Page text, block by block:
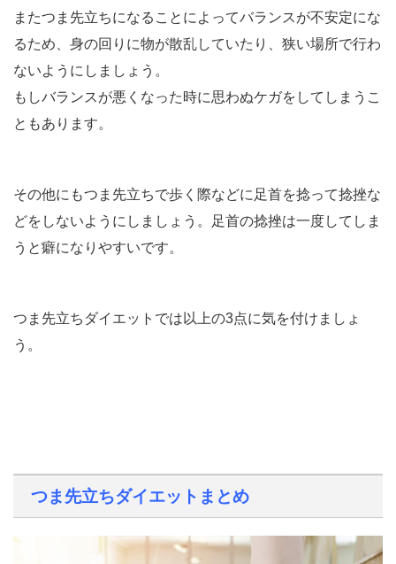
またつま先立ちになることによってバランスが不安定にな
るため、身の回りに物が散乱していたり、狭い場所で行わ
ないようにしましょう。
もしバランスが悪くなった時に思わぬケガをしてしまうこ
ともあります。
その他にもつま先立ちで歩く際などに足首を捻って捻挫な
どをしないようにしましょう。足首の捻挫は一度してしま
うと癖になりやすいです。
つま先立ちダイエットでは以上の3点に気を付けましょ
う。
つま先立ちダイエットまとめ